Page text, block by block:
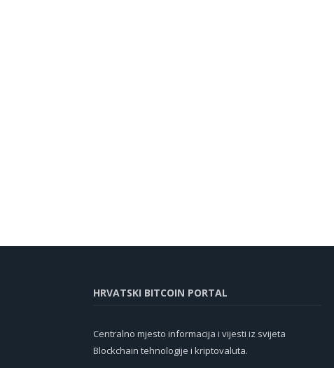
HRVATSKI BITCOIN PORTAL
Centralno mjesto informacija i vijesti iz svijeta
Blockchain tehnologije i kriptovaluta.